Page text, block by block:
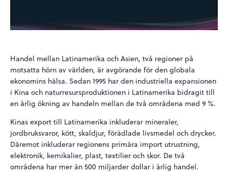
Handel mellan Latinamerika och Asien, två regioner på
motsatta hörn av världen, är avgörande för den globala
ekonomins hälsa. Sedan 1995 har den industriella expansionen
i Kina och naturresursproduktionen i Latinamerika bidragit till
en årlig ökning av handeln mellan de två områdena med 9 %.
Kinas export till Latinamerika inkluderar mineraler,
jordbruksvaror, kött, skaldjur, förädlade livsmedel och drycker.
Däremot inkluderar regionens primära import utrustning,
elektronik, kemikalier, plast, textilier och skor. De två
områdena har mer än 500 miljarder dollar i årlig handel.